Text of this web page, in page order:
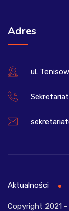
Adres
ul.
Sekretariat
Copyright 2021 -
Aktualności